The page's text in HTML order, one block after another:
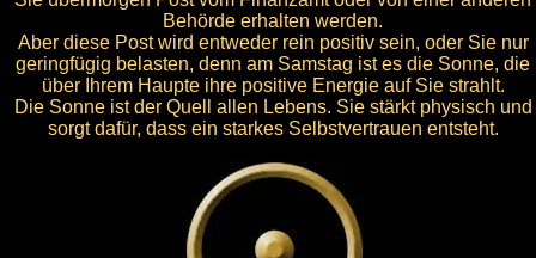
Behörde erhalten werden.
Aber diese Post wird entweder rein positiv sein, oder Sie nur
geringfügig belasten, denn am Samstag ist es die Sonne, die
über Ihrem Haupte ihre positive Energie auf Sie strahlt.
Die Sonne ist der Quell allen Lebens. Sie stärkt physisch und
sorgt dafür, dass ein starkes Selbstvertrauen entsteht.